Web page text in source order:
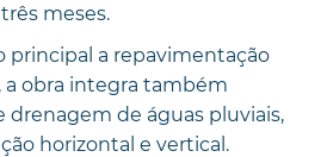
meses.
principal a repavimentação
obra integra também
drenagem de águas pluviais,
horizontal e vertical.